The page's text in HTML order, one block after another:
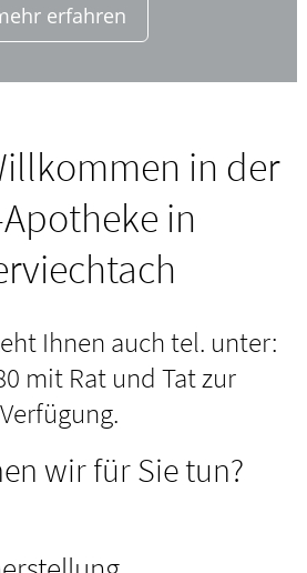
erfahren
in der
in
Ihnen auch tel. unter:
mit Rat und Tat zur
Verfügung.
wir für Sie tun?